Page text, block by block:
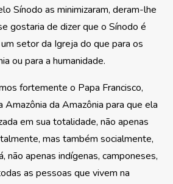
Sínodo as minimizaram, deram-lhe
gostaria de dizer que o Sínodo é
setor da Igreja do que para os
ou para a humanidade.
fortemente o Papa Francisco,
da Amazônia para que ela
em sua totalidade, não apenas
mas também socialmente,
não apenas indígenas, camponeses,
as pessoas que vivem na